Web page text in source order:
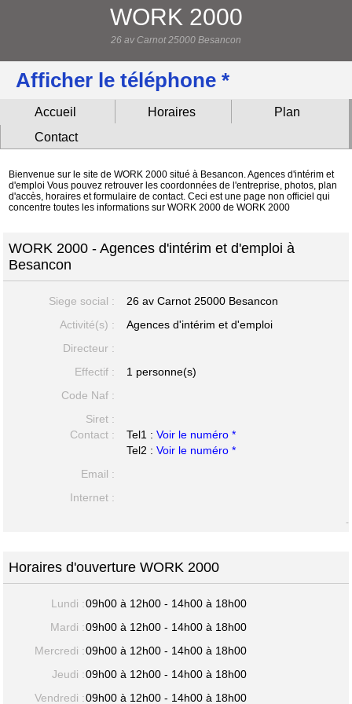
WORK 2000
26 av Carnot 25000 Besancon
Afficher le téléphone *
Accueil Horaires
Plan
Contact
Bienvenue sur le site de WORK 2000 situé à Besancon. Agences d'intérim et
d'emploi Vous pouvez retrouver les coordonnées de l'entreprise, photos, plan
d'accès, horaires et formulaire de contact. Ceci est une page non officiel qui
concentre toutes les informations sur WORK 2000 de WORK 2000
WORK 2000 - Agences d'intérim et d'emploi à
Besancon
Siege social : 26 av Carnot 25000 Besancon
Activité(s) :
Agences d'intérim et d'emploi
Directeur :
Effectif :
1 personne(s)
Code Naf :
Siret :
Contact :
Tel1 :Voir le numéro *
Tel2 :Voir le numéro *
Email :
Internet :
-
Horaires d'ouverture WORK 2000
Lundi :09h00 à 12h00 - 14h00 à 18h00
Mardi :09h00 à 12h00 - 14h00 à 18h00
Mercredi :09h00 à 12h00 - 14h00 à 18h00
Jeudi :09h00 à 12h00 - 14h00 à 18h00
Vendredi :09h00 à 12h00 - 14h00 à 18h00